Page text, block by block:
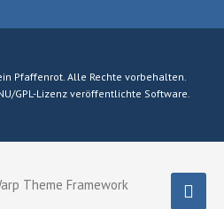
Pfaffenrot. Alle Rechte vorbehalten.
GPL-Lizenzveröffentlichte Software.
Theme Framework